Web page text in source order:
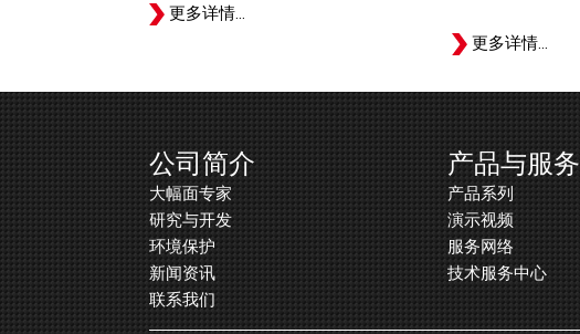
更多详情…
更多详情…
公司简介
大幅面专家
研究与开发
环境保护
新闻资讯
联系我们
产品与服务
产品系列
演示视频
服务网络
技术服务中心